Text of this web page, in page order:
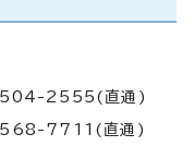
504-2555(直通)
568-7711(直通)